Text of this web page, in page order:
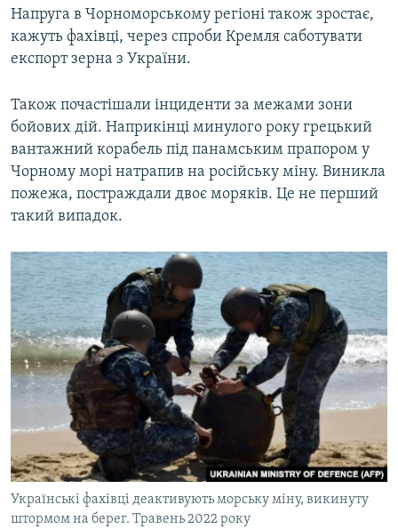
Напруга в Чорноморському регіоні також зростає,
кажуть фахівці, через спроби Кремля саботувати
експорт зерна з України.
Також почастішали інциденти за межами зони
бойових дій. Наприкінці минулого року грецький
вантажний корабель під панамським прапором у
Чорному морі натрапив на російську міну. Виникла
пожежа, постраждали двоє моряків. Це не перший
такий випадок.
Українські фахівці деактивують морську міну, викинуту
штормом на берег. Травень 2022 року